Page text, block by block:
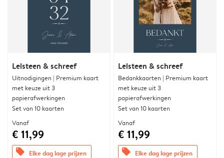
Leisteen & schreef
Uitnodigingen | Premium kaart
met keuze uit 3
papierafwerkingen
Set van 10 kaarten
Vanaf
€ 11,99
offers Elke dag lage prijzen
Leisteen & schreef
Bedankkaarten | Premium kaart
met keuze uit 3
papierafwerkingen
Set van 10 kaarten
Vanaf
€ 11,99
offers Elke dag lage prijzen